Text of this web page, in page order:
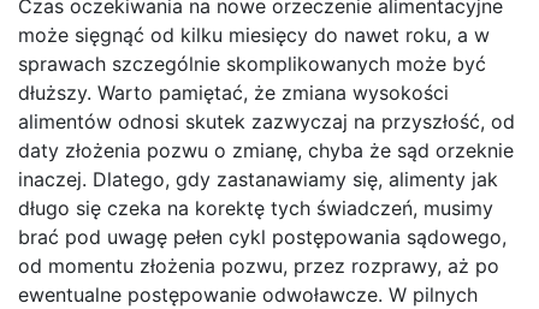
Czas oczekiwania na nowe orzeczenie alimentacyjne
może sięgnąć od kilku miesięcy do nawet roku, a w
sprawach szczególnie skomplikowanych może być
dłuższy. Warto pamiętać, że zmiana wysokości
alimentów odnosi skutek zazwyczaj na przyszłość, od
daty złożenia pozwu o zmianę, chyba że sąd orzeknie
inaczej. Dlatego, gdy zastanawiamy się, alimenty jak
długo się czeka na korektę tych świadczeń, musimy
brać pod uwagę pełen cykl postępowania sądowego,
od momentu złożenia pozwu, przez rozprawy, aż po
ewentualne postępowanie odwoławcze. W pilnych